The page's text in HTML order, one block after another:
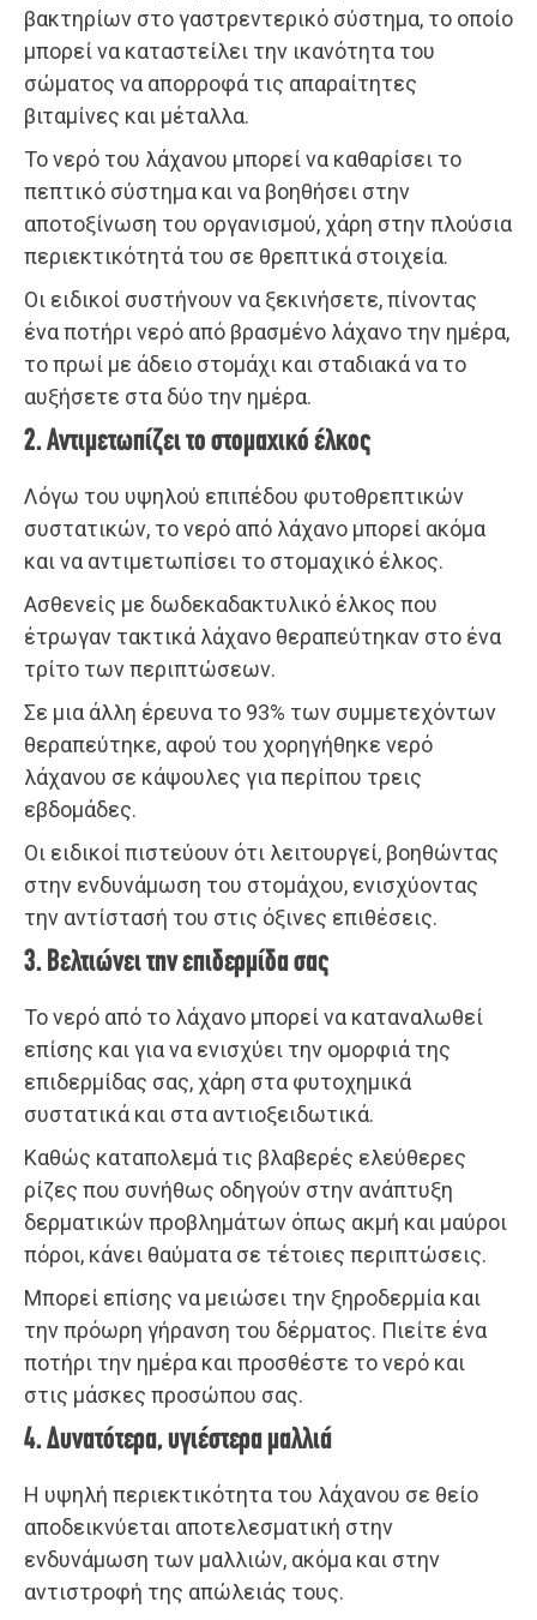
βακτηρίων στο γαστρεντερικό σύστημα, το οποίο
μπορεί να καταστείλει την ικανότητα του
σώματος να απορροφά τις απαραίτητες
βιταμίνες και μέταλλα.
Το νερό του λάχανου μπορεί να καθαρίσει το
πεπτικό σύστημα και να βοηθήσει στην
αποτοξίνωση του οργανισμού, χάρη στην πλούσια
περιεκτικότητά του σε θρεπτικά στοιχεία.
Οι ειδικοί συστήνουν να ξεκινήσετε, πίνοντας
ένα ποτήρι νερό από βρασμένο λάχανο την ημέρα,
το πρωί με άδειο στομάχι και σταδιακά να το
αυξήσετε στα δύο την ημέρα.
2. Αντιμετωπίζει το στομαχικό έλκος
Λόγω του υψηλού επιπέδου φυτοθρεπτικών
συστατικών, το νερό από λάχανο μπορεί ακόμα
και να αντιμετωπίσει το στομαχικό έλκος.
Ασθενείς με δωδεκαδακτυλικό έλκος που
έτρωγαν τακτικά λάχανο θεραπεύτηκαν στο ένα
τρίτο των περιπτώσεων.
Σε μια άλλη έρευνα το 93% των συμμετεχόντων
θεραπεύτηκε, αφού του χορηγήθηκε νερό
λάχανου σε κάψουλες για περίπου τρεις
εβδομάδες.
Οι ειδικοί πιστεύουν ότι λειτουργεί, βοηθώντας
στην ενδυνάμωση του στομάχου, ενισχύοντας
την αντίστασή του στις όξινες επιθέσεις.
3. Βελτιώνει την επιδερμίδα σας
Το νερό από το λάχανο μπορεί να καταναλωθεί
επίσης και για να ενισχύει την ομορφιά της
επιδερμίδας σας, χάρη στα φυτοχημικά
συστατικά και στα αντιοξειδωτικά.
Καθώς καταπολεμά τις βλαβερές ελεύθερες
ρίζες που συνήθως οδηγούν στην ανάπτυξη
δερματικών προβλημάτων όπως ακμή και μαύροι
πόροι, κάνει θαύματα σε τέτοιες περιπτώσεις.
Μπορεί επίσης να μειώσει την ξηροδερμία και
την πρόωρη γήρανση του δέρματος. Πιείτε ένα
ποτήρι την ημέρα και προσθέστε το νερό και
στις μάσκες προσώπου σας.
4. Δυνατότερα, υγιέστερα μαλλιά
Η υψηλή περιεκτικότητα του λάχανου σε θείο
αποδεικνύεται αποτελεσματική στην
ενδυνάμωση των μαλλιών, ακόμα και στην
αντιστροφή της απώλειάς τους.